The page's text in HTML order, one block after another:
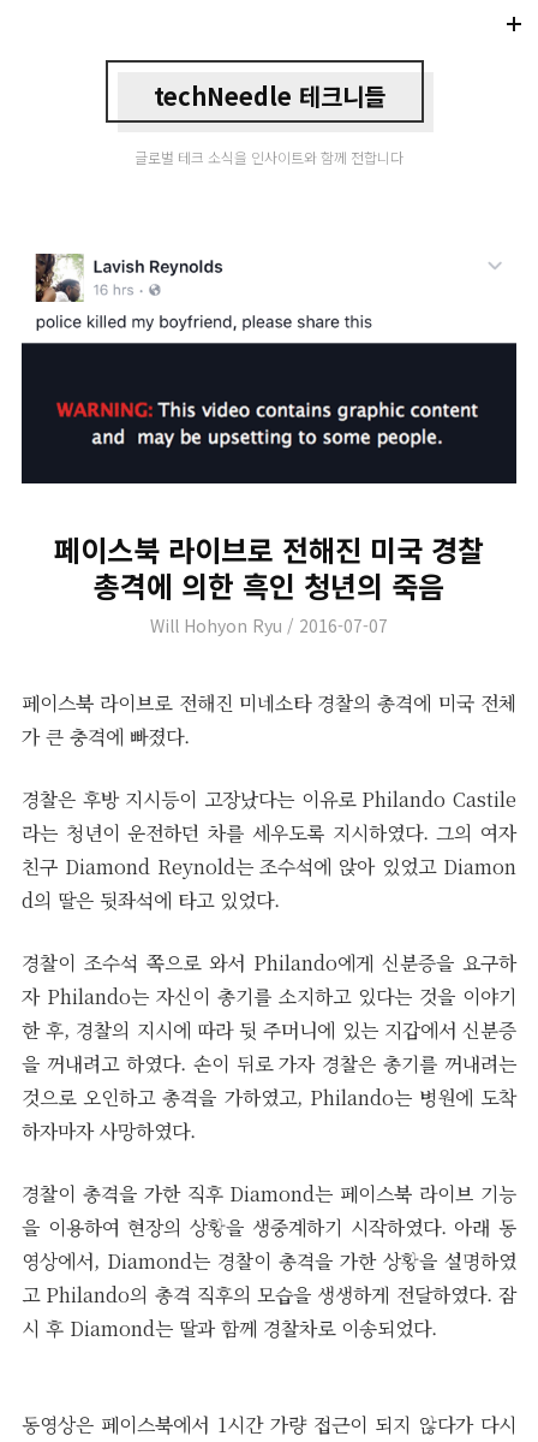
techNeedle 테크니들
글로벌 테크 소식을 인사이트와 함께 전합니다
페이스북 라이브로 전해진 미국 경찰
총격에 의한 흑인 청년의 죽음
Author
Will Hohyon Ryu
Posted
2016-07-07
페이스북 라이브로 전해진 미네소타 경찰의 총격에 미국 전체
가 큰 충격에 빠졌다.
경찰은 후방 지시등이 고장났다는 이유로 Philando Castile
라는 청년이 운전하던 차를 세우도록 지시하였다. 그의 여자
친구 Diamond Reynold는 조수석에 앉아 있었고 Diamon
d의 딸은 뒷좌석에 타고 있었다.
경찰이 조수석 쪽으로 와서 Philando에게 신분증을 요구하
자 Philando는 자신이 총기를 소지하고 있다는 것을 이야기
한 후, 경찰의 지시에 따라 뒷 주머니에 있는 지갑에서 신분증
을 꺼내려고 하였다. 손이 뒤로 가자 경찰은 총기를 꺼내려는
것으로 오인하고 총격을 가하였고, Philando는 병원에 도착
하자마자 사망하였다.
경찰이 총격을 가한 직후 Diamond는 페이스북 라이브 기능
을 이용하여 현장의 상황을 생중계하기 시작하였다. 아래 동
영상에서, Diamond는 경찰이 총격을 가한 상황을 설명하였
고 Philando의 총격 직후의 모습을 생생하게 전달하였다. 잠
시 후 Diamond는 딸과 함께 경찰차로 이송되었다.
동영상은 페이스북에서 1시간 가량 접근이 되지 않다가 다시